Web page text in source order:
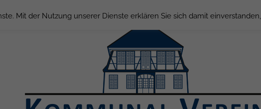
Mit der Nutzung unserer Dienste erklären Sie sich damit